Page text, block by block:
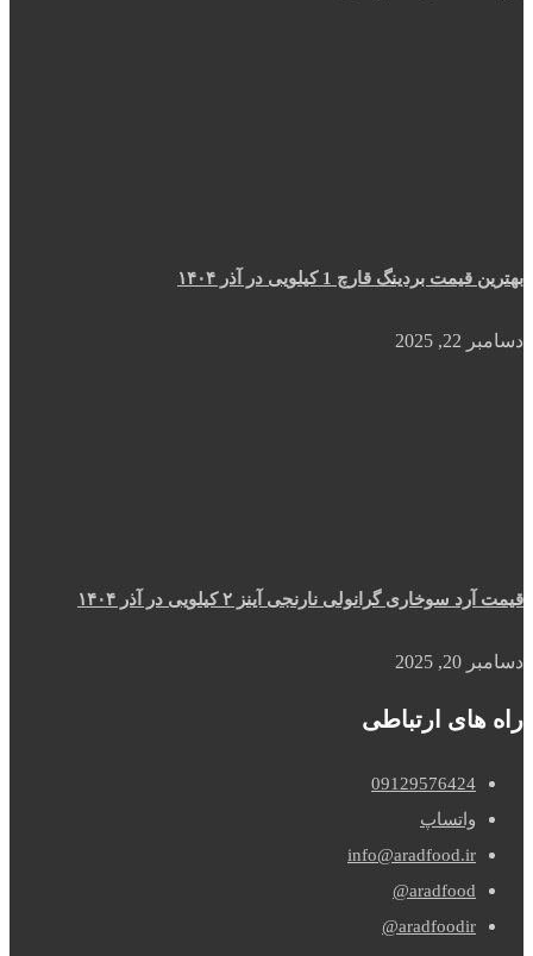
بهترین قیمت بردینگ قارچ 1 کیلویی در آذر ۱۴۰۴
دسامبر 22, 2025
قیمت آرد سوخاری گرانولی نارنجی آینز ۲ کیلویی در آذر ۱۴۰۴
دسامبر 20, 2025
راه های ارتباطی
09129576424
واتساپ
info@aradfood.ir
aradfood@
aradfoodir@